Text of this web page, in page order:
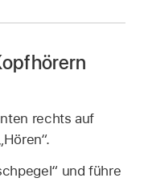
rechts auf
und führe